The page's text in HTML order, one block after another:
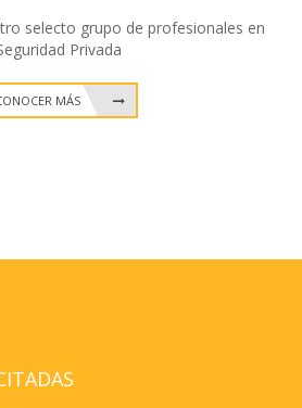
selecto grupo de profesionales en
Privada
MÁS